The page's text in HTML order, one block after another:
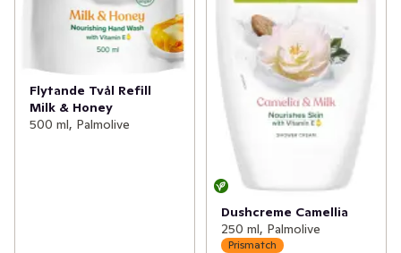
Flytande Tvål Refill
Milk & Honey
500 ml, Palmolive
Dushcreme Camellia
250 ml, Palmolive
Prismatch